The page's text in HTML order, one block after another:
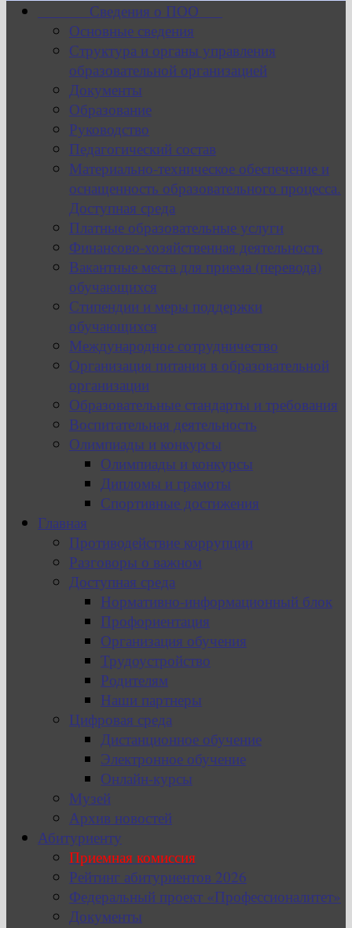
Сведения о ПОО
Основные сведения
Структура и органы управления
образовательной организацией
Документы
Образование
Руководство
Педагогический состав
Материально-техническое обеспечение и
оснащенность образовательного процесса.
Доступная среда
Платные образовательные услуги
Финансово-хозяйственная деятельность
Вакантные места для приема (перевода)
обучающихся
Стипендии и меры поддержки
обучающихся
Международное сотрудничество
Организация питания в образовательной
организации
Образовательные стандарты и требования
Воспитательная деятельность
Олимпиады и конкурсы
Олимпиады и конкурсы
Дипломы и грамоты
Спортивные достижения
Главная
Противодействие коррупции
Разговоры о важном
Доступная среда
Нормативно-информационный блок
Профориентация
Организация обучения
Трудоустройство
Родителям
Наши партнеры
Цифровая среда
Дистанционное обучение
Электронное обучение
Онлайн-курсы
Музей
Архив новостей
Абитуриенту
Приемная комиссия
Рейтинг абитуриентов 2026
Федеральный проект «Профессионалитет»
Документы